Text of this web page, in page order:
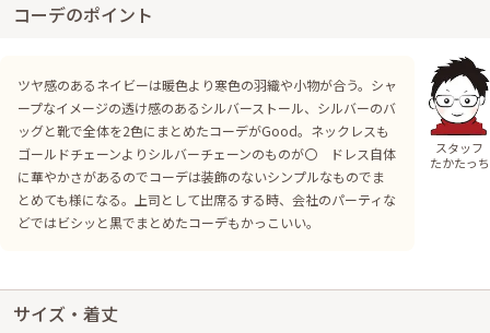
コーデのポイント
ツヤ感のあるネイビーは暖色より寒色の羽織や小物が合う。シャ
ープなイメージの透け感のあるシルバーストール、シルバーのバ
ッグと靴で全体を2色にまとめたコーデがGood。ネックレスも
ゴールドチェーンよりシルバーチェーンのものが〇 ドレス自体
に華やかさがあるのでコーデは装飾のないシンプルなものでま
とめても様になる。上司として出席るする時、会社のパーティな
どではビシッと黒でまとめたコーデもかっこいい。
スタッフ
たかたっち
サイズ・着丈